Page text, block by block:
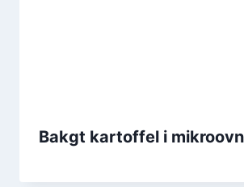
Bakgt kartoffel i mikroovn